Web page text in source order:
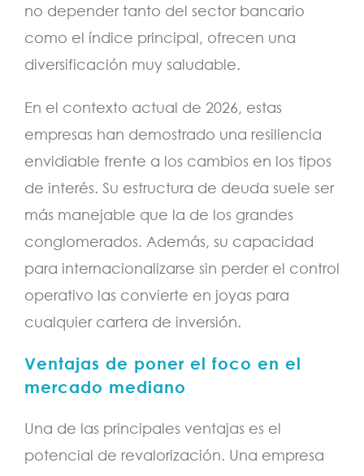
no depender tanto del sector bancario
como el índice principal, ofrecen una
diversificación muy saludable.
En el contexto actual de 2026, estas
empresas han demostrado una resiliencia
envidiable frente a los cambios en los tipos
de interés. Su estructura de deuda suele ser
más manejable que la de los grandes
conglomerados. Además, su capacidad
para internacionalizarse sin perder el control
operativo las convierte en joyas para
cualquier cartera de inversión.
Ventajas de poner el foco en el
mercado mediano
Una de las principales ventajas es el
potencial de revalorización. Una empresa